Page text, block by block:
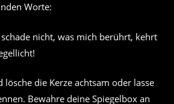
Worte:
nicht, was mich berührt, kehrt
lösche die Kerze achtsam oder lasse
Bewahre deine Spiegelbox an